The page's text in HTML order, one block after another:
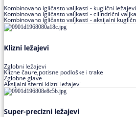
Kombinovano igličasto valjkasti - kuglični
Kombinovano igličasto valjkasti - cilindrični
Kombinovano igličasto valjkasti - aksijalni
Klizni ležajevi
Zglobni ležajevi
Klizne čaure,potisne podloške i trake
Zglobne glave
Aksijalni sferni klizni ležajevi
Super-precizni ležajevi